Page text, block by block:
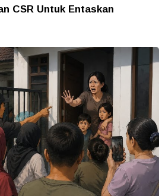
CSR Untuk Entaskan